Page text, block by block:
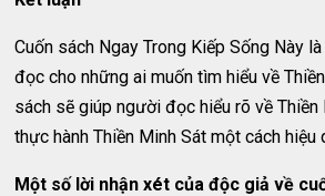
Cuốn sách Ngay Trong Kiếp Sống Này
đọc cho những ai muốn tìm hiểu về
sách sẽ giúp người đọc hiểu rõ về Thiền
thực hành Thiền Minh Sát một cách hiệu
Một số lời nhận xét của độc giả về